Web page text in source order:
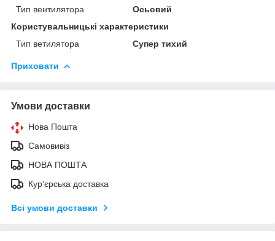
Тип вентилятора
Осьовий
Користувальницькі характеристики
Тип ветилятора
Супер тихий
Приховати
Умови доставки
Нова Пошта
Самовивіз
НОВА ПОШТА
Кур'єрська доставка
Всі умови доставки